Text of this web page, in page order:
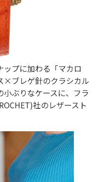
プに加わる「マカロ
×ブレゲ針のクラシカル
ぶりなケースに、フラ
社のレザースト